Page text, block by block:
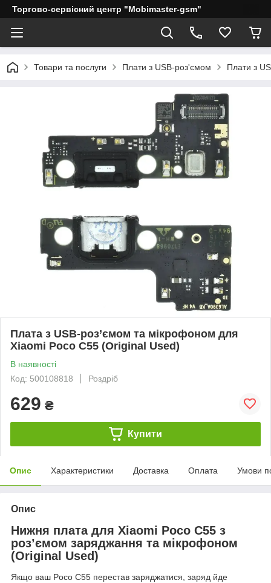
Торгово-сервісний центр "Mobimaster-gsm"
Товари та послуги Плати з USB-роз'ємом Плати з
Плата з USB-роз’ємом та мікрофоном для
Xiaomi Poco C55 (Original Used)
В наявності
Код: 500108818
Роздріб
629 ₴
Купити
Опис Характеристики Доставка Оплата Умови
Опис
Нижня плата для Xiaomi Poco C55 з
роз’ємом заряджання та мікрофоном
(Original Used)
Якщо ваш Poco C55 перестав заряджатися, заряд йде